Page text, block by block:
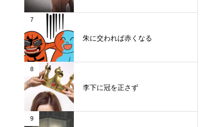
7
朱に交われば赤くなる
8
李下に冠を正さず
9